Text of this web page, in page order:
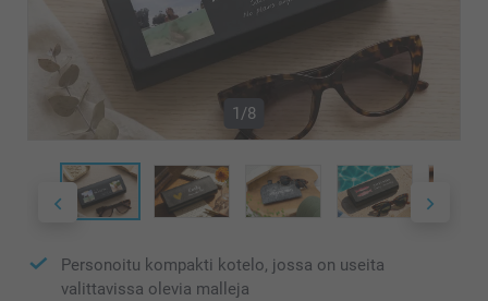
1/8
Personoitu kompakti kotelo, jossa on useita
valittavissa olevia malleja